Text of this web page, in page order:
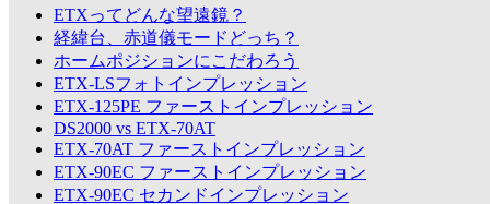
ETXってどんな望遠鏡？
経緯台、赤道儀モードどっち？
ホームポジションにこだわろう
ETX-LSフォトインプレッション
ETX-125PE ファーストインプレッション
DS2000 vs ETX-70AT
ETX-70AT ファーストインプレッション
ETX-90EC ファーストインプレッション
ETX-90EC セカンドインプレッション